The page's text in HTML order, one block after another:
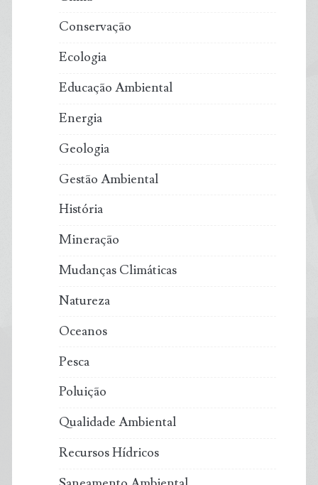
Conservação
Ecologia
Educação Ambiental
Energia
Geologia
Gestão Ambiental
História
Mineração
Mudanças Climáticas
Natureza
Oceanos
Pesca
Poluição
Qualidade Ambiental
Recursos Hídricos